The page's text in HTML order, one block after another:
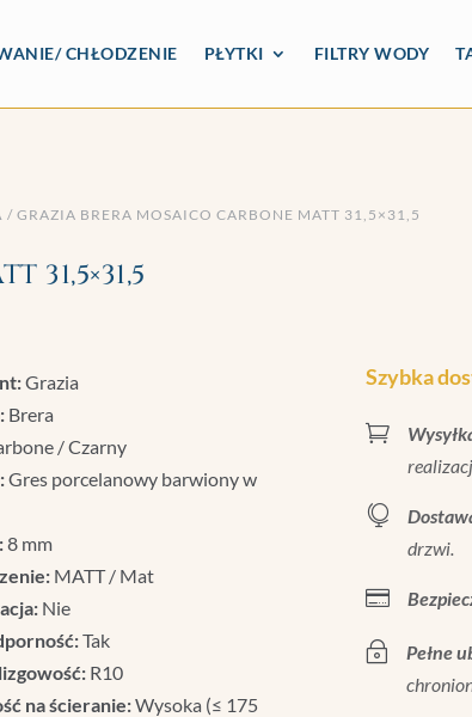
CHŁODZENIE PŁYTKI FILTRY WODY
/ GRAZIA BRERA MOSAICO CARBONE MATT 31,5×31,5
31,5×31,5
Grazia
Brera
/ Czarny
Gres porcelanowy barwiony w
8 mm
MATT / Mat
Nie
Tak
R10
na ścieranie:Wysoka (≤ 175
Szybka


drzwi.

~ Pełne